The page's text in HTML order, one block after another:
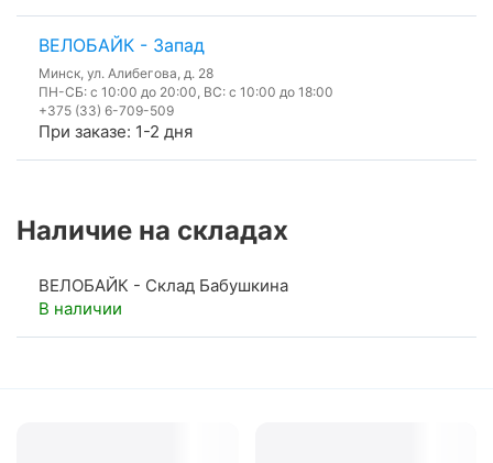
ВЕЛОБАЙК - Запад
Минск, ул. Алибегова, д. 28
ПН-СБ: с 10:00 до 20:00, ВС: с 10:00 до 18:00
+375 (33) 6-709-509
При заказе: 1-2 дня
Наличие на складах
ВЕЛОБАЙК - Склад Бабушкина
В наличии